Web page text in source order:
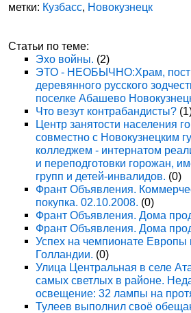
метки: Кузбасс, Новокузнецк
Статьи по теме:
Эхо войны. (2)
ЭТО - НЕОБЫЧНО:Храм,
деревянного русского
поселке Абашево
Что везут контрабандисты?
Центр занятости населения
совместно с Новокузнецким
колледжем - интернатом
и переподготовки горожан,
групп и детей-инвалидов. (0)
Франт Объявления.
покупка. 02.10.2008. (0)
Франт Объявления. Дома
Франт Объявления. Дома
Успех на чемпионате
Голландии. (0)
Улица Центральная в селе
самых светлых в районе.
освещение: 32 лампы на
Тулеев выполнил своё